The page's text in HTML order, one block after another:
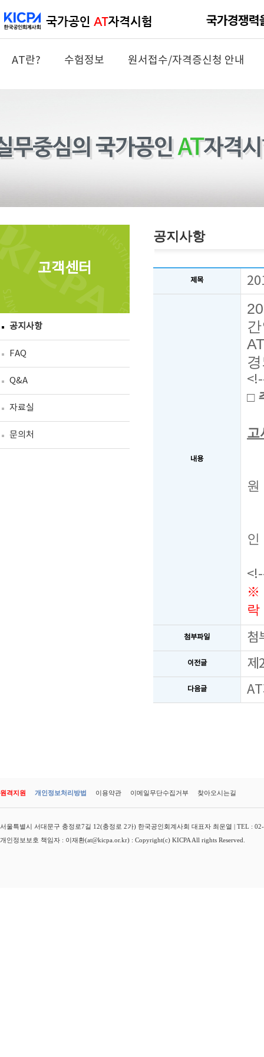
AT란? 수험정보 원서접수/자격증신청 안내
고객센터
공지사항
FAQ
Q&A
자료실
문의처
공지사항
제목
내용
AT
□
고
원
인
※
락
첨부파일 첨
이전글 제
다음글
원격지원 개인정보처리방법 이용약관 이메일무단수집거부 찾아오시는길
서울특별시 서대문구 충정로7길 12(충정로 2가) 한국공인회계사회 대표자 최운열 | TEL :
개인정보보호 책임자 : 이재환(at@kicpa.or.kr) : Copyright(c) KICPA All rights Reserved.